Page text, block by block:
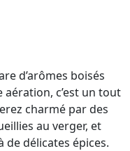
d’arômes boisés
aération, c’est un tout
charmé par des
au verger, et
délicates épices.